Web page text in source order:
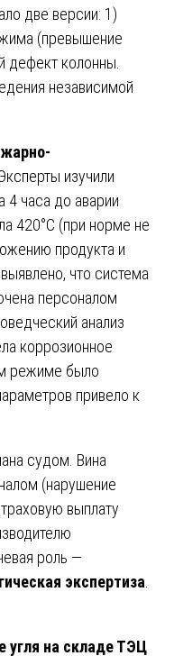
две версии: 1)
(превышение
дефект колонны.
независимой
Эксперты изучили
4 часа до аварии
420°C (при норме не
продукта и
что система
персоналом
анализ
коррозионное
режиме было
привело к
судом. Вина
(нарушение
выплату
роль —
экспертиза
угля на складе ТЭЦ